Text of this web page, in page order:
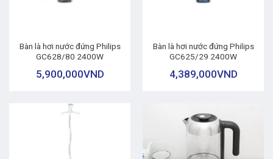
Bàn là hơi nước đứng Philips
GC628/80 2400W
5,900,000VND
Bàn là hơi nước đứng Philips
GC625/29 2400W
4,389,000VND